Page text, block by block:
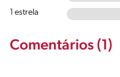
1 estrela
Comentários (1)